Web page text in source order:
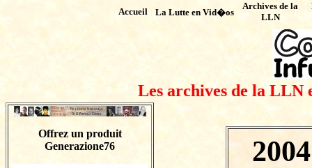
Accueil La Lutte en Vid�os
Archives de la
LLN
Les archives de la LLN
Offrez un produit
Generazione76